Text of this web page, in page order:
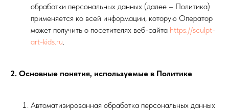
обработки персональных данных (далее – Политика)
применяется ко всей информации, которую Оператор
может получить о посетителях веб-сайта https://sculpt-
art-kids.ru.
2. Основные понятия, используемые в Политике
Автоматизированная обработка персональных данных